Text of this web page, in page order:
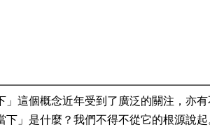
」這個概念近年受到了廣泛的關注，亦
下」是什麼？我們不得不從它的根源說起